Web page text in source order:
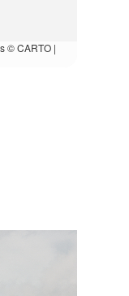
© CARTO |